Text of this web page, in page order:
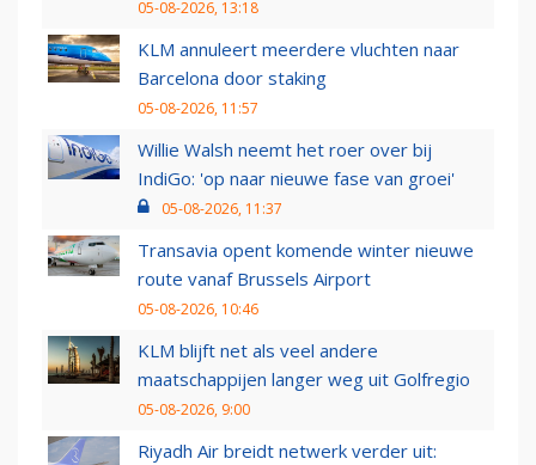
05-08-2026, 13:18
KLM annuleert meerdere vluchten naar
Barcelona door staking
05-08-2026, 11:57
Willie Walsh neemt het roer over bij
IndiGo: 'op naar nieuwe fase van groei'
05-08-2026, 11:37
Transavia opent komende winter nieuwe
route vanaf Brussels Airport
05-08-2026, 10:46
KLM blijft net als veel andere
maatschappijen langer weg uit Golfregio
05-08-2026, 9:00
Riyadh Air breidt netwerk verder uit: